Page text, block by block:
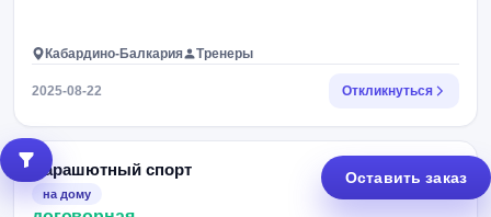
Кабардино-Балкария Тренеры
2025-08-22 Откликнуться
Парашютный спорт
на дому
Оставить заказ